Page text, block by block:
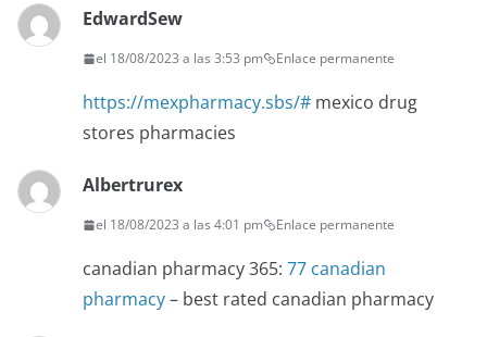
EdwardSew
el 18/08/2023 a las 3:53 pm Enlace permanente
https://mexpharmacy.sbs/# mexico drug
stores pharmacies
Albertrurex
el 18/08/2023 a las 4:01 pm Enlace permanente
canadian pharmacy 365: 77 canadian
pharmacy– best rated canadian pharmacy